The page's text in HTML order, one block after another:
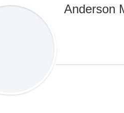
Anderson